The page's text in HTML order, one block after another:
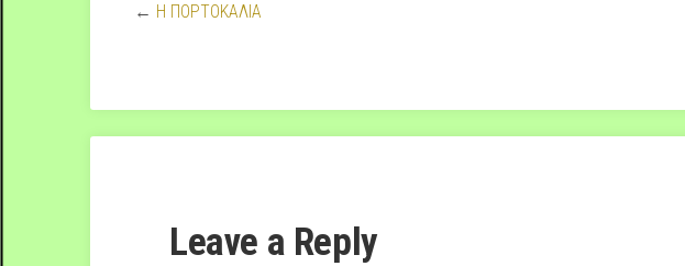
← Η ΠΟΡΤΟΚΑΛΙΑ
Leave a Reply